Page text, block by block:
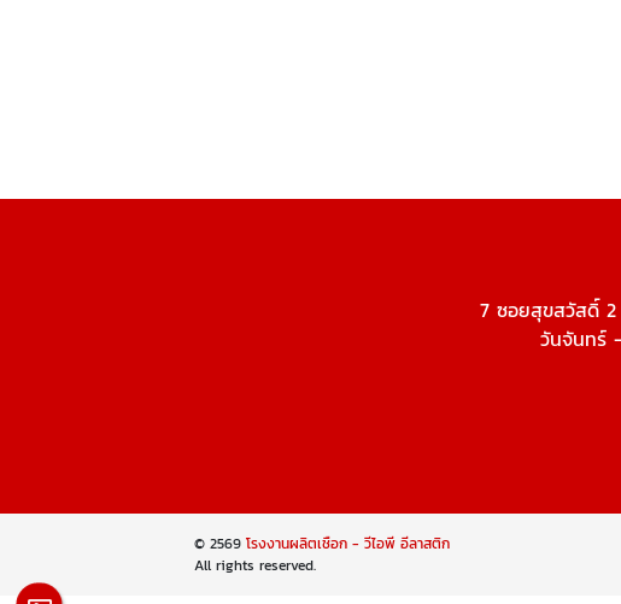
7 ซอยสุขสวัสดิ์
วันจันทร์
© 2569โรงงานผลิตเชือก - วีไอพี อีลาสติก
All rights reserved.